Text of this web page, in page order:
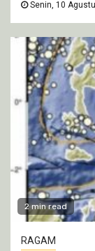
Senin, 10
2 min read
RAGAM